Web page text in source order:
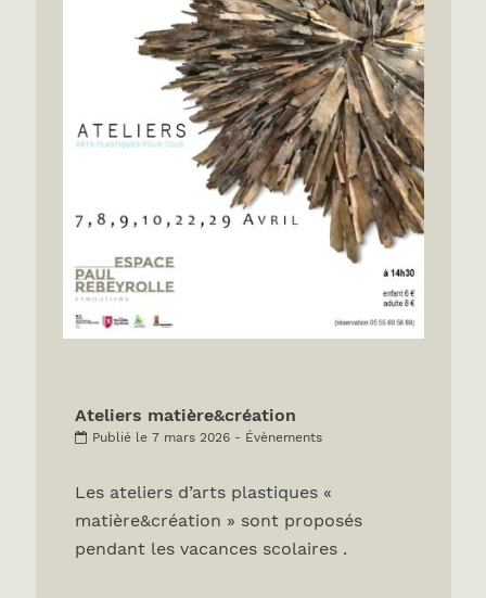
Ateliers matière&création
Publié le 7 mars 2026 - Évènements
Les ateliers d’arts plastiques «
matière&création » sont proposés
pendant les vacances scolaires .